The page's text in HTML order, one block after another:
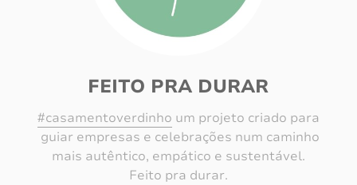
FEITO PRA DURAR
#casamentoverdinho um projeto criado para
guiar empresas e celebrações num caminho
mais autêntico, empático e sustentável.
Feito pra durar.